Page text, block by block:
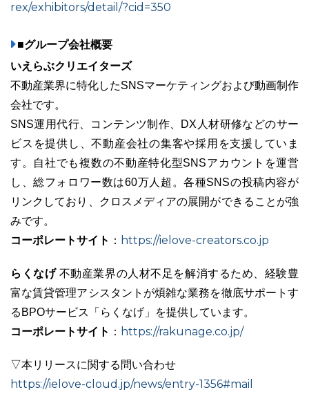
rex/exhibitors/detail/?cid=350
■グループ会社概要
いえらぶクリエイターズ
不動産業界に特化したSNSマーケティングおよび動画制作
会社です。
SNS運用代行、コンテンツ制作、DX人材研修などのサー
ビスを提供し、不動産会社の集客や採用を支援していま
す。自社でも複数の不動産特化型SNSアカウントを運営
し、総フォロワー数は60万人超。各種SNSの投稿内容が
リンクしており、クロスメディアの展開ができることが強
みです。
コーポレートサイト ： https://ielove-creators.co.jp
らくなげ不動産業界の人材不足を解消するため、経験豊
富な賃貸管理アシスタントが煩雑な業務を徹底サポートす
るBPOサービス「らくなげ」を提供しています。
コーポレートサイト ： https://rakunage.co.jp/
▽本リリースに関する問い合わせ
https://ielove-cloud.jp/news/entry-1356#mail